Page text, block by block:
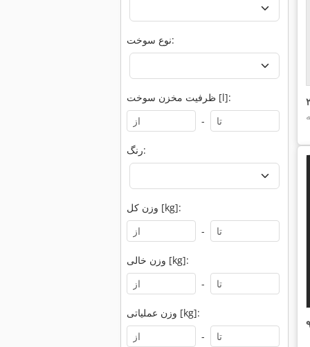
نوع سوخت:
ظرفیت مخزن سوخت [l]:
-
رنگ:
وزن کل [kg]:
-
وزن خالی [kg]:
-
وزن عملیاتی [kg]:
-